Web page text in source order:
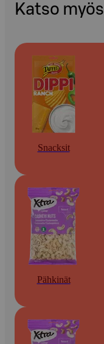
Katso myös
Snacksit
Pähkinät